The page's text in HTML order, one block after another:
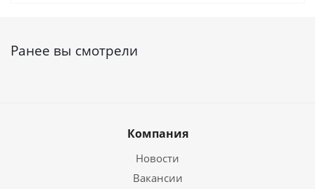
Ранее вы смотрели
Компания
Новости
Вакансии